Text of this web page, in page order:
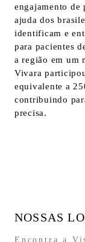
engajamento de
ajuda dos
identificam e
para pacientes
a região em um
Vivara
equivalente a
contribuindo
precisa.
NOSSAS
Encontra a